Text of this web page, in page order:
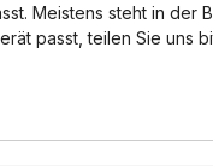
Meistens steht in
passt, teilen Sie uns